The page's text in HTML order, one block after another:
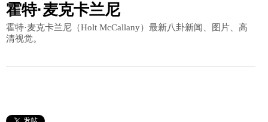
霍特·麦克卡兰尼
霍特·麦克卡兰尼（Holt McCallany）最新八卦新闻、图片、高
清视觉。